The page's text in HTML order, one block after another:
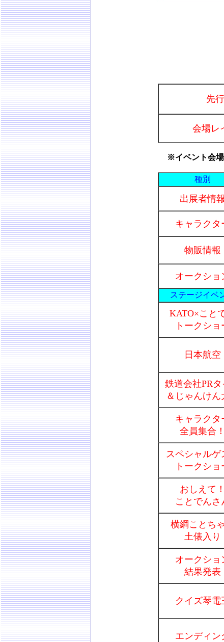
先
会場レ
※イベント会場
種別
出展者情報
キャラクタ
物販情報
オークショ
ステージイベ
KATO×こと
トークショ
日本航空
鉄道会社PRタ
＆じゃんけん
キャラクタ
全員集合！
スペシャルゲ
トークショ
おしえて！
ことでんさ
横綱ことち
土俵入り
オークショ
結果発表
クイズ琴電
エンディン